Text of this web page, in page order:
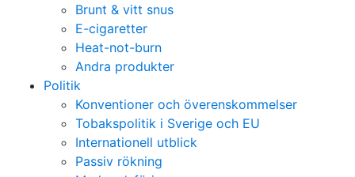
Brunt & vitt snus
E-cigaretter
Heat-not-burn
Andra produkter
Politik
Konventioner och överenskommelser
Tobakspolitik i Sverige och EU
Internationell utblick
Passiv rökning